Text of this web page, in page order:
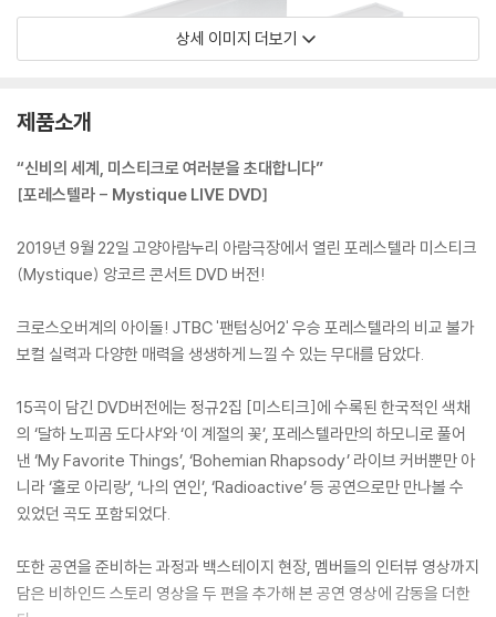
상세 이미지 더보기
제품소개
“신비의 세계, 미스티크로 여러분을 초대합니다”
[포레스텔라 - Mystique LIVE DVD]
2019년 9월 22일 고양아람누리 아람극장에서 열린 포레스텔라 미스티크
(Mystique) 앙코르 콘서트 DVD 버전!
크로스오버계의 아이돌! JTBC '팬텀싱어2' 우승 포레스텔라의 비교 불가
보컬 실력과 다양한 매력을 생생하게 느낄 수 있는 무대를 담았다.
15곡이 담긴 DVD버전에는 정규2집 [미스티크]에 수록된 한국적인 색채
의 ‘달하 노피곰 도다샤’와 ‘이 계절의 꽃’, 포레스텔라만의 하모니로 풀어
낸 ‘My Favorite Things’, ‘Bohemian Rhapsody’ 라이브 커버뿐만 아
니라 ‘홀로 아리랑’, ‘나의 연인’, ‘Radioactive’ 등 공연으로만 만나볼 수
있었던 곡도 포함되었다.
또한 공연을 준비하는 과정과 백스테이지 현장, 멤버들의 인터뷰 영상까지
담은 비하인드 스토리 영상을 두 편을 추가해 본 공연 영상에 감동을 더한